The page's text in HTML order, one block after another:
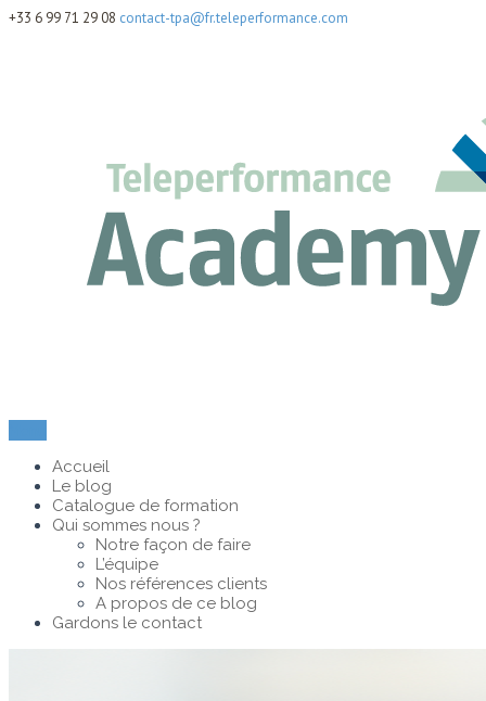
+33 6 99 71 29 08 contact-tpa@fr.teleperformance.com
Accueil
Le blog
Catalogue de formation
Qui sommes nous ?
Notre façon de faire
L’équipe
Nos références clients
A propos de ce blog
Gardons le contact